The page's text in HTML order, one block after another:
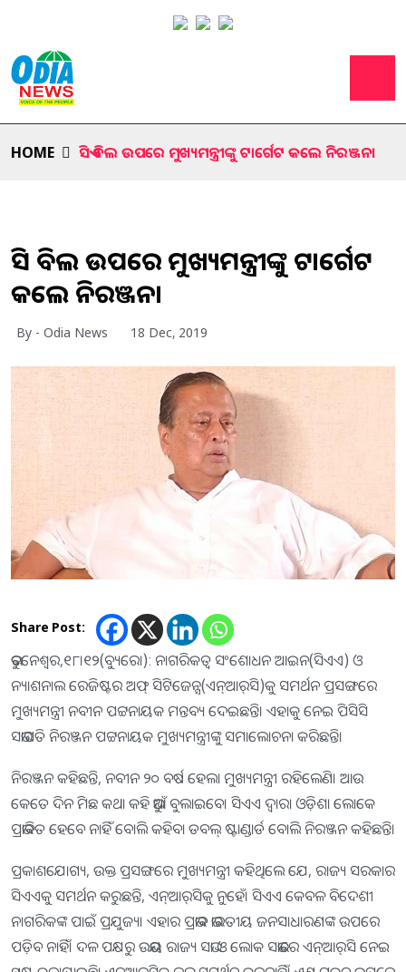
HOME ସିଏଏ ବିଲ ଉପରେ ମୁଖ୍ୟମନ୍ତ୍ରୀଙ୍କୁ ଟାର୍ଗେଟ କଲେ ନିରଞ୍ଜନ।
ସିଏଏ ବିଲ ଉପରେ ମୁଖ୍ୟମନ୍ତ୍ରୀଙ୍କୁ ଟାର୍ଗେଟ
କଲେ ନିରଞ୍ଜନ।
By - Odia News 18 Dec, 2019
Share Post:
ଭୁବନେଶ୍ୱର,୧୮।୧୨(ବ୍ୟୁରୋ): ନାଗରିକତ୍ୱ ସଂଶୋଧନ ଆଇନ(ସିଏଏ) ଓ
ନ୍ୟାଶନାଲ ରେଜିଷ୍ଟର ଅଫ୍‌ ସିଟିଜେନ୍ସ(ଏନ୍‌ଆର୍‌ସି)କୁ ସମର୍ଥନ ପ୍ରସଙ୍ଗରେ
ମୁଖ୍ୟମନ୍ତ୍ରୀ ନବୀନ ପଟ୍ଟନାୟକ ମନ୍ତବ୍ୟ ଦେଇଛନ୍ତି। ଏହାକୁ ନେଇ ପିସିସି
ସଭାପତି ନିରଞ୍ଜନ ପଟ୍ଟନାୟକ ମୁଖ୍ୟମନ୍ତ୍ରୀଙ୍କୁ ସମାଲୋଚନା କରିଛନ୍ତି।
ନିରଞ୍ଜନ କହିଛନ୍ତି, ନବୀନ ୨୦ ବର୍ଷ ହେଲା ମୁଖ୍ୟମନ୍ତ୍ରୀ ରହିଲେଣି। ଆଉ
କେତେ ଦିନ ମିଛ କଥା କହି ଭୁଆଁ ବୁଲାଇବେ। ସିଏଏ ଦ୍ୱାରା ଓଡ଼ିଶା ଲୋକେ
ପ୍ରଭାବିତ ହେବେ ନାହିଁ ବୋଲି କହିବା ଡବଲ୍‌ ଷ୍ଟାଣ୍ଡାର୍ଡ ବୋଲି ନିରଞ୍ଜନ କହିଛନ୍ତି।
ପ୍ରକାଶଯୋଗ୍ୟ, ଉକ୍ତ ପ୍ରସଙ୍ଗରେ ମୁଖ୍ୟମନ୍ତ୍ରୀ କହିଥିଲେ ଯେ, ରାଜ୍ୟ ସରକାର
ସିଏଏକୁ ସମର୍ଥନ କରୁଛନ୍ତି, ଏନ୍‌ଆର୍‌ସିକୁ ନୁହେଁ। ସିଏଏ କେବଳ ବିଦେଶୀ
ନାଗରିକଙ୍କ ପାଇଁ ପ୍ରଯୁଜ୍ୟ। ଏହାର ପ୍ରଭାବ ଭାରତୀୟ ଜନସାଧାରଣଙ୍କ ଉପରେ
ପଡ଼ିବ ନାହିଁ। ଦଳ ପକ୍ଷରୁ ଉଭୟ ରାଜ୍ୟ ସଭା ଓ ଲୋକ ସଭାରେ ଏନ୍‌ଆର୍‌ସି ନେଇ